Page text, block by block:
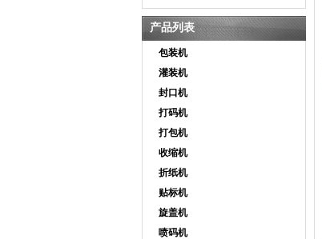
产品列表
包装机
灌装机
封口机
打码机
打包机
收缩机
折纸机
贴标机
旋盖机
喷码机